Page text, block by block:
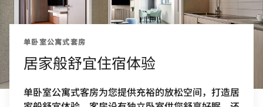
单卧室公寓式套房
居家般舒宜住宿体验
单卧室公寓式客房为您提供充裕的放松空间，打造居